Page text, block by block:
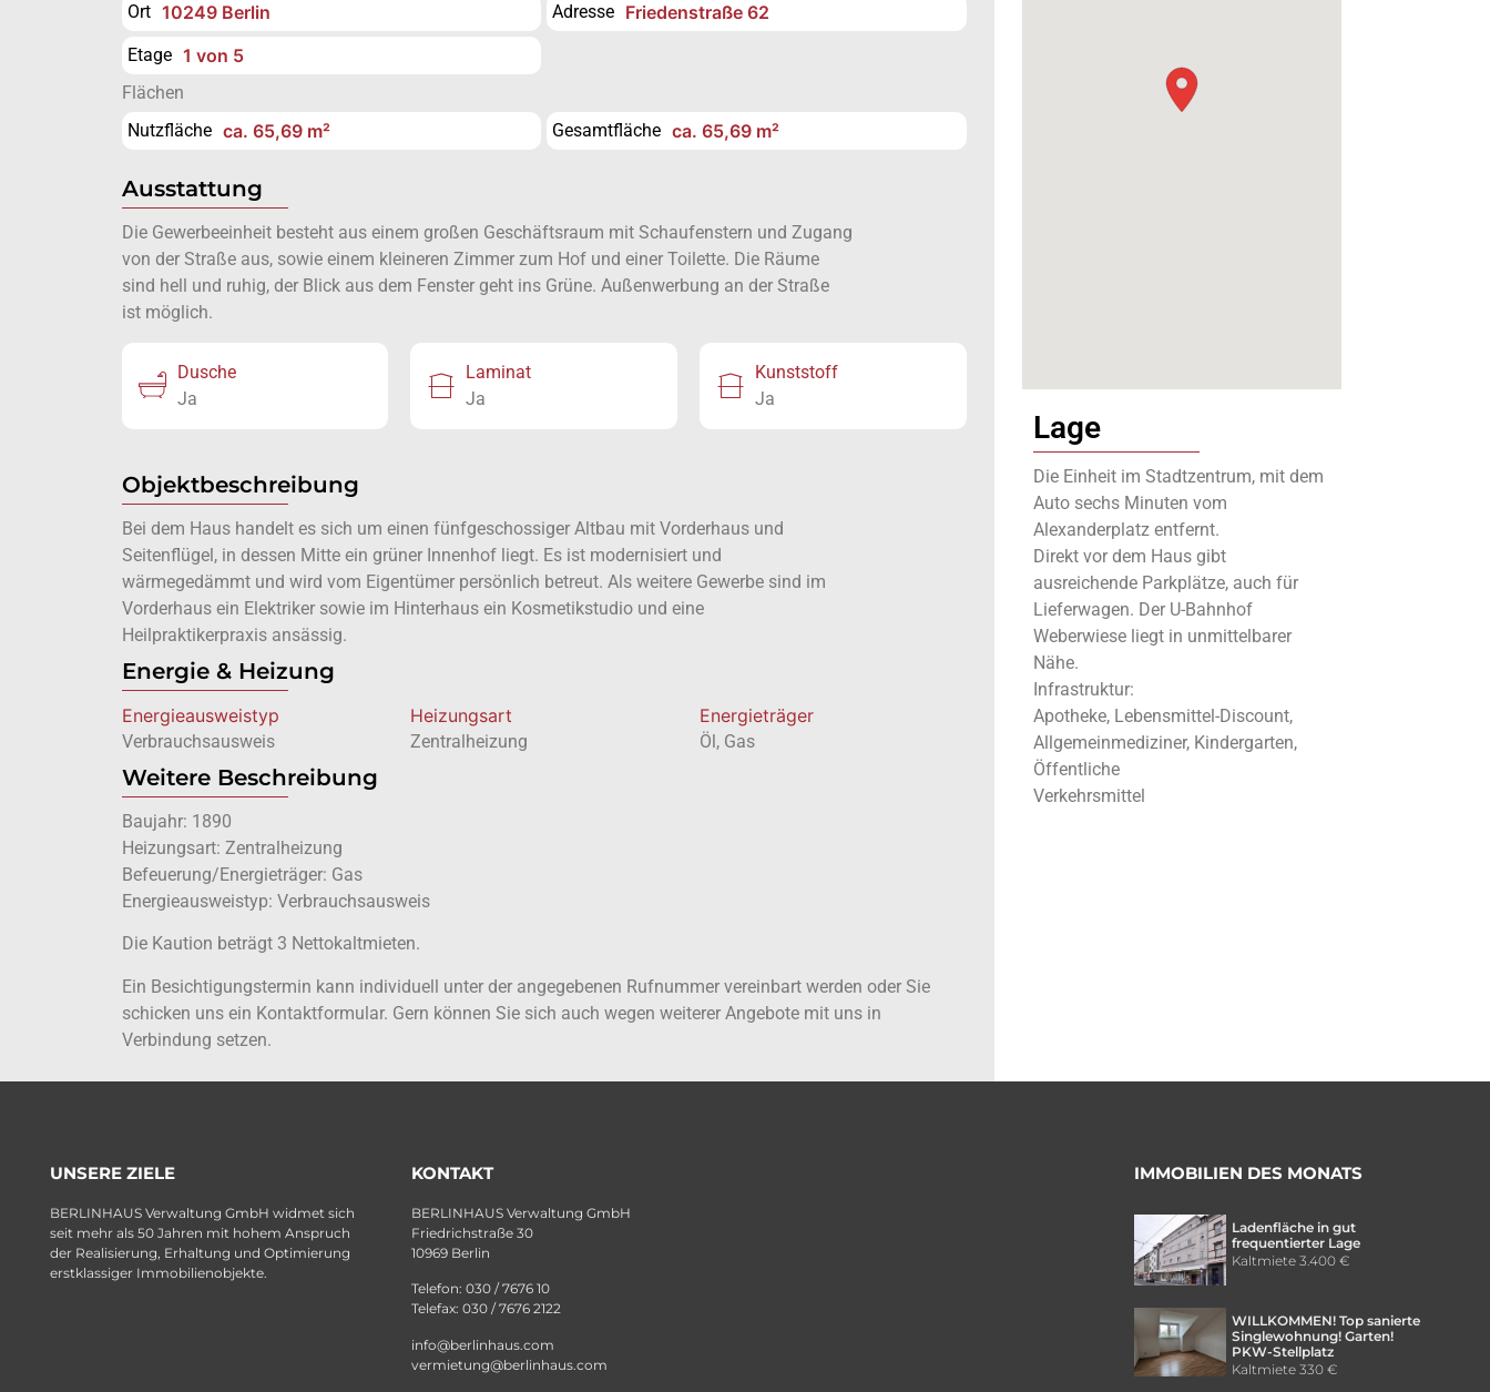
Ort 10249 Berlin Adresse Friedenstraße 62
Etage 1 von 5
Flächen
Nutzfläche ca. 65,69 m² Gesamtfläche ca. 65,69 m²
Ausstattung
Die Gewerbeeinheit besteht aus einem großen Geschäftsraum mit Schaufenstern und Zugang
von der Straße aus, sowie einem kleineren Zimmer zum Hof und einer Toilette. Die Räume
sind hell und ruhig, der Blick aus dem Fenster geht ins Grüne. Außenwerbung an der Straße
ist möglich.
Dusche
Ja
Laminat
Ja
Kunststoff
Ja
Objektbeschreibung
Bei dem Haus handelt es sich um einen fünfgeschossiger Altbau mit Vorderhaus und
Seitenflügel, in dessen Mitte ein grüner Innenhof liegt. Es ist modernisiert und
wärmegedämmt und wird vom Eigentümer persönlich betreut. Als weitere Gewerbe sind im
Vorderhaus ein Elektriker sowie im Hinterhaus ein Kosmetikstudio und eine
Heilpraktikerpraxis ansässig.
Energie & Heizung
Energie­ausweistyp
Verbrauchsausweis
Heizungsart
Zentralheizung
Energieträger
Öl, Gas
Weitere Beschreibung
Baujahr: 1890
Heizungsart: Zentralheizung
Befeuerung/Energieträger: Gas
Energieausweistyp: Verbrauchsausweis
Die Kaution beträgt 3 Nettokaltmieten.
Ein Besichtigungstermin kann individuell unter der angegebenen Rufnummer vereinbart werden oder Sie
schicken uns ein Kontaktformular. Gern können Sie sich auch wegen weiterer Angebote mit uns in
Verbindung setzen.
Lage
Die Einheit im Stadtzentrum, mit dem
Auto sechs Minuten vom
Alexanderplatz entfernt.
Direkt vor dem Haus gibt
ausreichende Parkplätze, auch für
Lieferwagen. Der U-Bahnhof
Weberwiese liegt in unmittelbarer
Nähe.
Infrastruktur:
Apotheke, Lebensmittel-Discount,
Allgemeinmediziner, Kindergarten,
Öffentliche
Verkehrsmittel
UNSERE ZIELE
BERLINHAUS Verwaltung GmbH widmet sich
seit mehr als 50 Jahren mit hohem Anspruch
der Realisierung, Erhaltung und Optimierung
erstklassiger Immobilienobjekte.
KONTAKT
BERLINHAUS Verwaltung GmbH
Friedrichstraße 30
10969 Berlin
Telefon: 030 / 7676 10
Telefax: 030 / 7676 2122
info@berlinhaus.com
vermietung@berlinhaus.com
IMMOBILIEN DES MONATS
Ladenfläche in gut
frequentierter Lage
Kaltmiete3.400 €
WILLKOMMEN! Top sanierte
Singlewohnung! Garten!
PKW-Stellplatz
Kaltmiete330 €